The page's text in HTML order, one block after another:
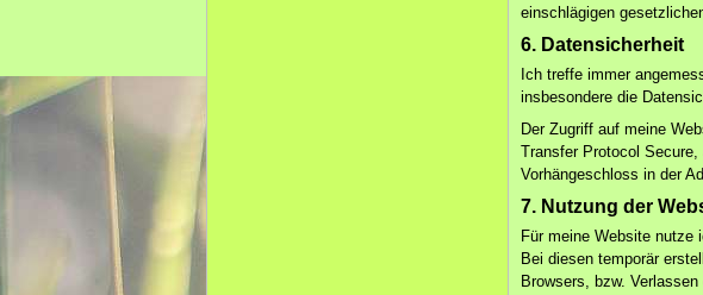
einschlägigen
6. Datensicherheit
Ich treffe immer
insbesondere die
Der Zugriff auf meine
Transfer Protocol
Vorhängeschloss in der
7. Nutzung der
Für meine Website nutze
Bei diesen temporär
Browsers, bzw.